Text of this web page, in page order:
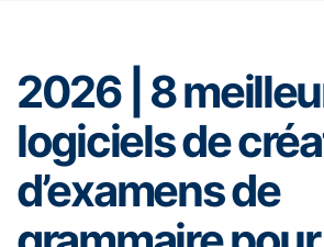
2026 | 8
logiciels de
d’examens de